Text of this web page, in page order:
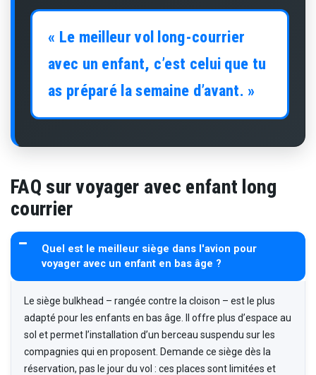
« Le meilleur vol long-courrier
avec un enfant, c’est celui que tu
as préparé la semaine d’avant. »
FAQ sur voyager avec enfant long
courrier
Quel est le meilleur siège dans l'avion pour
voyager avec un enfant en bas âge ?
Le siège bulkhead – rangée contre la cloison – est le plus
adapté pour les enfants en bas âge. Il offre plus d’espace au
sol et permet l’installation d’un berceau suspendu sur les
compagnies qui en proposent. Demande ce siège dès la
réservation, pas le jour du vol : ces places sont limitées et